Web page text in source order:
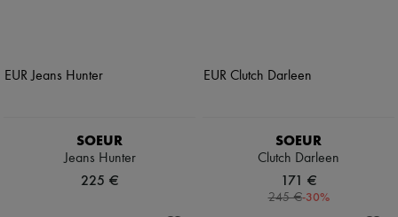
SOEUR
Jeans Hunter
225 €
SOEUR
Clutch Darleen
171 €
245 €-30%